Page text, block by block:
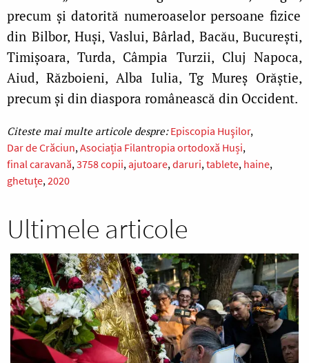
precum și datorită numeroaselor persoane fizice
din Bilbor, Huși, Vaslui, Bârlad, Bacău, București,
Timișoara, Turda, Câmpia Turzii, Cluj Napoca,
Aiud, Războieni, Alba Iulia, Tg Mureș Orăștie,
precum și din diaspora românească din Occident.
Episcopia Huşilor
Dar de Crăciun Asociația Filantropia ortodoxă Huși
final caravană 3758 copii ajutoare daruri tablete haine
ghetuțe 2020
Ultimele articole